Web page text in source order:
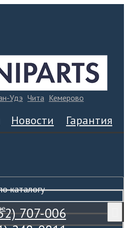
Удэ Чита Кемерово
Новости
Гарантия
707-006